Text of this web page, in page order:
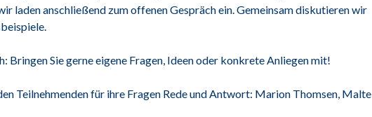
laden anschließend zum offenen Gespräch ein. Gemeinsam diskutieren wir
Bringen Sie gerne eigene Fragen, Ideen oder konkrete Anliegen mit!
Teilnehmenden für ihre Fragen Rede und Antwort: Marion Thomsen, Malte